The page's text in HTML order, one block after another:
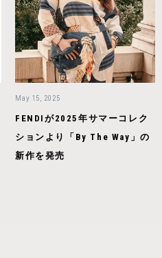
May 15, 2025
FENDIが2025年サマーコレク
ションより「By The Way」の
新作を発売